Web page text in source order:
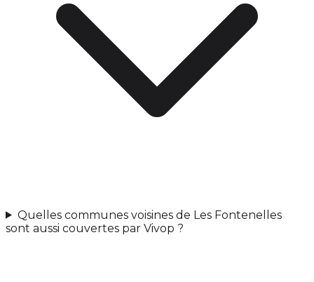
Quelles communes voisines de Les Fontenelles
sont aussi couvertes par Vivop ?